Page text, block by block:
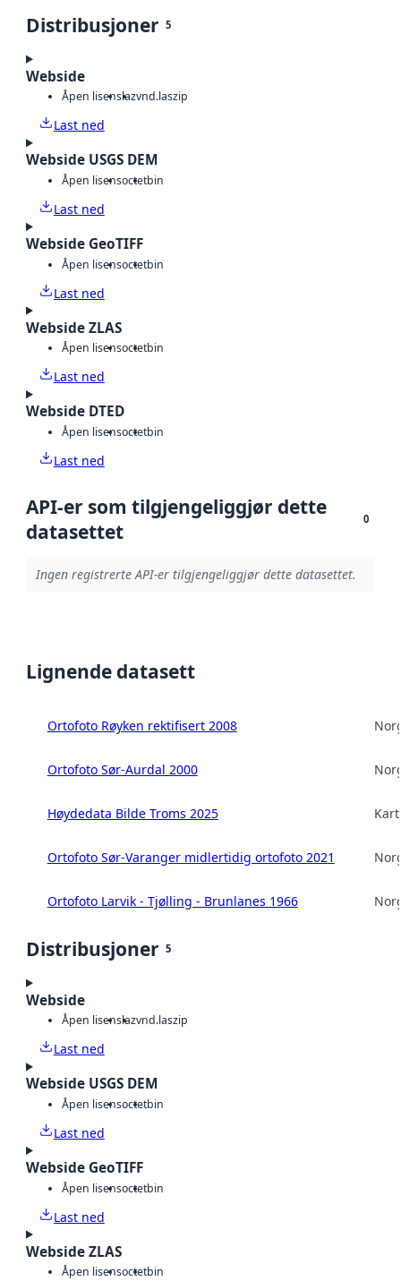
Distribusjoner 5
Webside
Åpen lisenslazvnd.laszip
Last ned
Webside USGS DEM
Åpen lisensoctetbin
Last ned
Webside GeoTIFF
Åpen lisensoctetbin
Last ned
Webside ZLAS
Åpen lisensoctetbin
Last ned
Webside DTED
Åpen lisensoctetbin
Last ned
API-er som tilgjengeliggjør dette
datasettet
0
Ingen registrerte API-er tilgjengeliggjør dette datasettet.
Lignende datasett
Ortofoto Røyken rektifisert 2008
Ortofoto Sør-Aurdal 2000
Høydedata Bilde Troms 2025
Ortofoto Sør-Varanger midlertidig ortofoto 2021
Ortofoto Larvik - Tjølling - Brunlanes 1966
Distribusjoner 5
Webside
Åpen lisenslazvnd.laszip
Last ned
Webside USGS DEM
Åpen lisensoctetbin
Last ned
Webside GeoTIFF
Åpen lisensoctetbin
Last ned
Webside ZLAS
Åpen lisensoctetbin